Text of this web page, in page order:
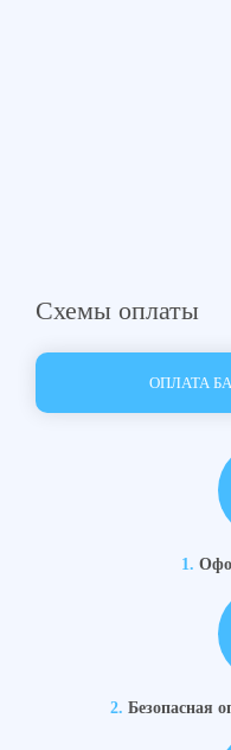
Схемы оплаты
ОПЛАТА
1.
2. Безопасная